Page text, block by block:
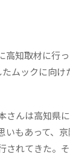
知取材に行
ムックに向け
んは高知県
もあって、
れてきた。